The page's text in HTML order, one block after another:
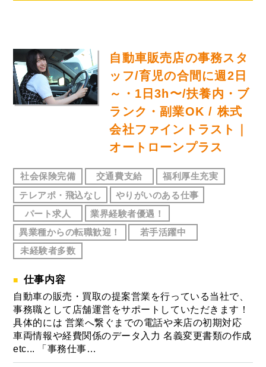
自動車販売店の事務スタ
ッフ/育児の合間に週2日
～・1日3h〜/扶養内・ブ
ランク・副業OK / 株式
会社ファイントラスト｜
オートローンプラス
社会保険完備 交通費支給
福利厚生充実
テレアポ・飛込なし
やりがいのある仕事
パート求人
業界経験者優遇！
異業種からの転職歓迎！
若手活躍中
未経験者多数
仕事内容
自動車の販売・買取の提案営業を行っている当社で、
事務職として店舗運営をサポートしていただきます！
具体的には 営業へ繋ぐまでの電話や来店の初期対応
車両情報や経費関係のデータ入力 名義変更書類の作成
etc... 「事務仕事…